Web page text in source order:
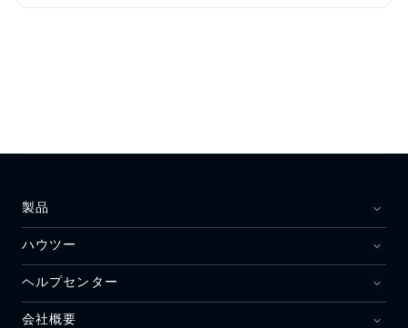
製品
ハウツー
ヘルプセンター
会社概要